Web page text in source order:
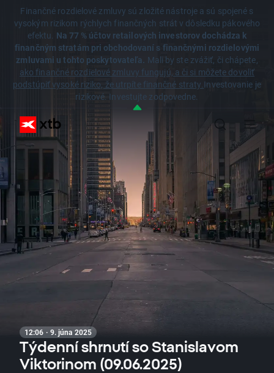
Finančné rozdielové zmluvy sú zložité nástroje a sú spojené s
vysokým rizikom rýchlych finančných strát v dôsledku pákového
efektu. Na 77 % účtov retailových investorov dochádza k
finančným stratám pri obchodovaní s finančnými rozdielovými
zmluvami u tohto poskytovateľa. Mali by ste zvážiť, či chápete,
ako finančné rozdielové zmluvy fungujú, a či si môžete dovoliť
podstúpiť vysoké riziko, že utrpíte finančné straty.Investovanie je
rizikové. Investujte zodpovedne.
12:06 · 9. júna 2025
Týdenní shrnutí so Stanislavom
Viktorinom (09.06.2025)